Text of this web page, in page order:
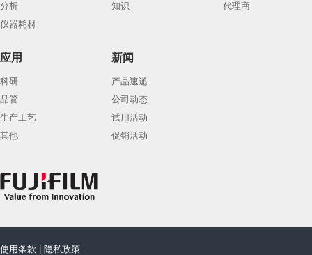
分析
仪器耗材
知识
代理商
应用
科研
品管
生产工艺
其他
新闻
产品速递
公司动态
试用活动
促销活动
使用条款 隐私政策